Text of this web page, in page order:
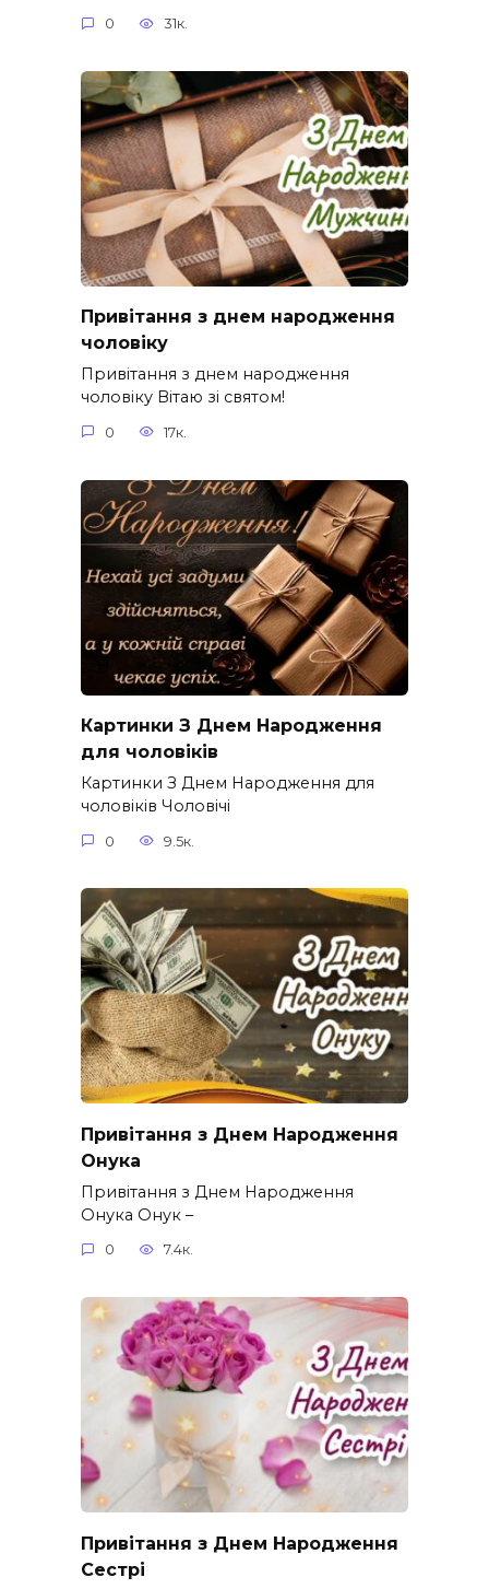
0 31к.
Привітання з днем народження
чоловіку
Привітання з днем народження
чоловіку Вітаю зі святом!
0 17к.
Картинки З Днем Народження
для чоловіків​
Картинки З Днем Народження для
чоловіків​ Чоловічі
0 9.5к.
Привітання з Днем Народження
Онука
Привітання з Днем Народження
Онука Онук –
0 7.4к.
Привітання з Днем Народження
Сестрі